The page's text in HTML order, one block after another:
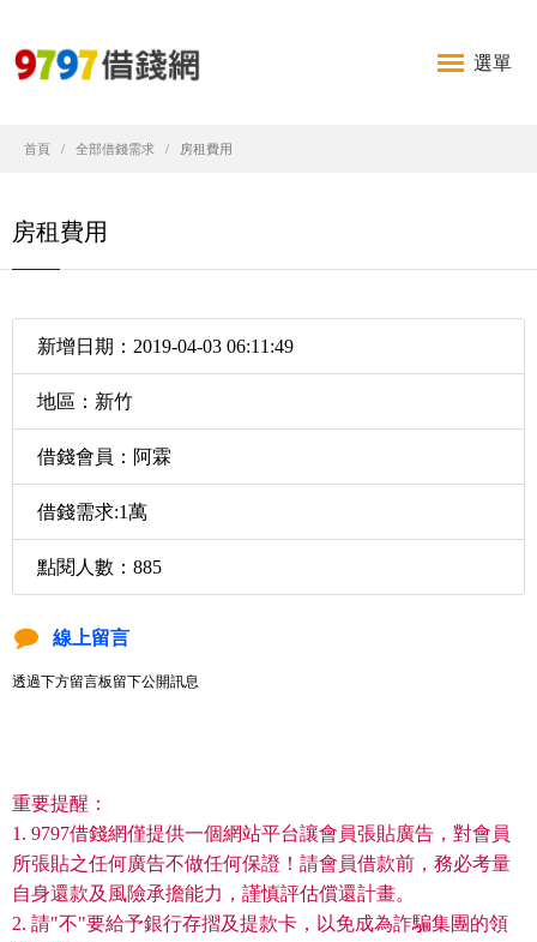
選單
首頁 全部借錢需求 房租費用
房租費用
新增日期：2019-04-03 06:11:49
地區：新竹
借錢會員：阿霖
借錢需求:1萬
點閱人數：885
線上留言
透過下方留言板留下公開訊息
重要提醒：
1. 9797借錢網僅提供一個網站平台讓會員張貼廣告，對會員
所張貼之任何廣告不做任何保證！請會員借款前，務必考量
自身還款及風險承擔能力，謹慎評估償還計畫。
2. 請"不"要給予銀行存摺及提款卡，以免成為詐騙集團的領